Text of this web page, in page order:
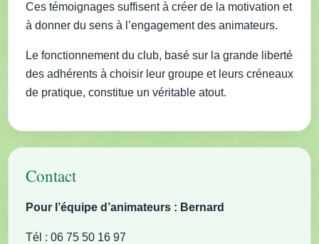
Ces témoignages suffisent à créer de la motivation et
à donner du sens à l’engagement des animateurs.
Le fonctionnement du club, basé sur la grande liberté
des adhérents à choisir leur groupe et leurs créneaux
de pratique, constitue un véritable atout.
Contact
Pour l’équipe d’animateurs : Bernard
Tél : 06 75 50 16 97